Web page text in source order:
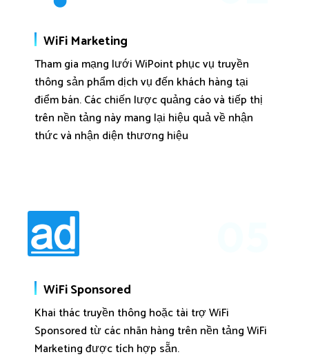
WiFi Marketing
Tham gia mạng lưới WiPoint phục vụ truyền
thông sản phẩm dịch vụ đến khách hàng tại
điểm bán. Các chiến lược quảng cáo và tiếp thị
trên nền tảng này mang lại hiệu quả về nhận
thức và nhận diện thương hiệu
WiFi Sponsored
Khai thác truyền thông hoặc tài trợ WiFi
Sponsored từ các nhãn hàng trên nền tảng WiFi
Marketing được tích hợp sẵn.